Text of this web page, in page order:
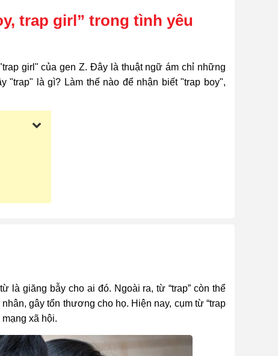
trap girl” trong tình yêu
girl" của gen Z. Đây là thuật ngữ ám chỉ những
là gì? Làm thế nào để nhận biết "trap boy",
là giăng bẫy cho ai đó. Ngoài ra, từ “trap” còn thể
gây tổn thương cho họ. Hiện nay, cụm từ “trap
xã hội.